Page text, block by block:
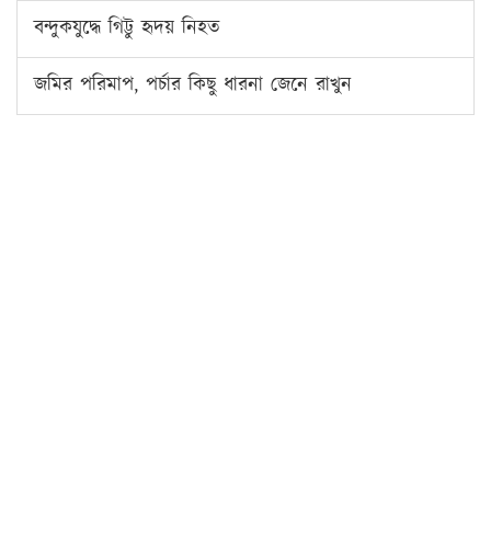
বন্দুকযুদ্ধে গিট্টু হৃদয় নিহত
জমির পরিমাপ, পর্চার কিছু ধারনা জেনে রাখুন